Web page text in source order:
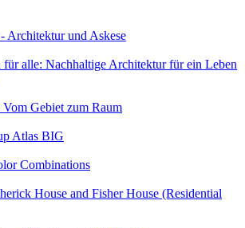
Architektur und Askese
alle: Nachhaltige Architektur für ein Leben
Gebiet zum Raum
Atlas BIG
Combinations
House and Fisher House (Residential